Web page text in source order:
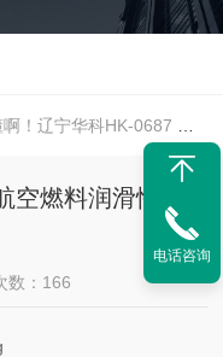
华科HK-0687 航空燃料润滑性测定仪，让检测流程省80%人力
燃料润滑性测定
数：166
电话咨询